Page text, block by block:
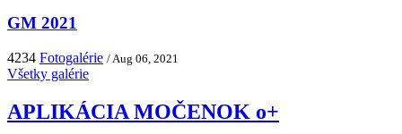
GM 2021
4234 Fotogalérie / Aug 06, 2021
Všetky galérie
APLIKÁCIA MOČENOK o+